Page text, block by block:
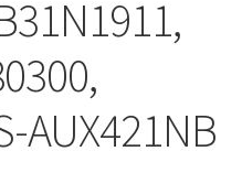
AUX421NB